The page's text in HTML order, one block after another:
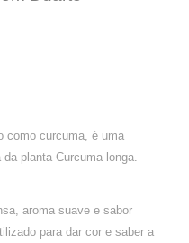
como curcuma, é uma
planta Curcuma longa.
aroma suave e sabor
para dar cor e saber a